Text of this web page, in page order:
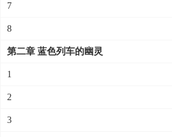
7
8
第二章 蓝色列车的幽灵
1
2
3